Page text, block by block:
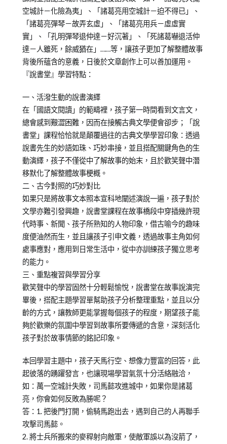
空城計－化險為夷」、「諸葛亮用空城計－迫不得已」、
「諸葛亮彈琴－故弄玄虛」、「諸葛亮用兵－虛虛實
實」、「孔明彈琴退仲達－好沉著」、「死諸葛嚇退活仲
達－人雖死，餘威猶在」……等，讓孩子更加了解整體故事
背後所蘊含的意義，日後於文章創作上可以善加運用。
『說書堂』學習特點：
一、活潑生動的說書演繹
在「國語文閱讀」的範疇裡，孩子第一時間看到文言文，
總會感到艱澀困難，因而在接觸古典文學便會卻步；「說
書堂」課程恰恰就是顛覆過往的古典文學學習印象：透過
說書先生的妙語如珠、巧妙串接，並且搭配關鍵角色的生
動演繹，孩子不僅從中了解故事的始末，且於歡笑聲中潛
移默化了解整體故事梗概。
二、古今對照的巧妙對比
如果只是將故事文本照本宣科地闡述演說一遍，孩子對於
文學亦難引發興趣，說書堂課程在故事橋段中穿插幾許現
代時事、新聞、孩子所熟知的人物印象，借古喻今的趣味
度便油然而生，並且讓孩子引申文義，透過故事主角如何
處事應對，應用到日常生活中，從中亦訓練孩子獨立思考
的能力。
三、重點複習與學習分享
歡笑聲中的學習固然十分輕鬆愉悅，說書堂在故事說演完
畢後，搭配主題學習單幫助孩子分析整理重點，並且以分
齡的方式，讓教師更能掌握每個孩子的程度，期望孩子能
夠於歡樂的氛圍中學習到故事所要傳遞的含意，深刻活化
孩子對於故事情節的銘記印象。
本回學習主題中，孩子天馬行空、想像力豐富的回答，此
起彼落的踴躍發言，也讓現場學習氣氛十分活絡融洽，
如：萬一空城計失敗，司馬懿攻進城中，如果你是諸葛
亮，你會如何反敗為勝呢？
答：1. 把後門打開，偷騎馬跑出去，遇到自己的人再聯手
攻擊司馬懿。
2. 將士兵所搬來的麥稈射向敵軍，使敵軍誤以為沒箭了，